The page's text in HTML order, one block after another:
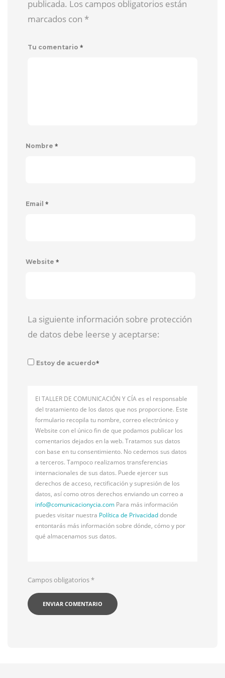
publicada. Los campos obligatorios están
marcados con *
Tu comentario *
Nombre *
Email *
Website *
La siguiente información sobre protección
de datos debe leerse y aceptarse:
Estoy de acuerdo*
El TALLER DE COMUNICACIÓN Y CÍA es el responsable
del tratamiento de los datos que nos proporcione. Este
formulario recopila tu nombre, correo electrónico y
Website con el único fin de que podamos publicar los
comentarios dejados en la web. Tratamos sus datos
con base en tu consentimiento. No cedemos sus datos
a terceros. Tampoco realizamos transferencias
internacionales de sus datos. Puede ejercer sus
derechos de acceso, rectificación y supresión de los
datos, así como otros derechos enviando un correo a
info@comunicacionycia.com Para más información
puedes visitar nuestra Política de Privacidaddonde
entontarás más información sobre dónde, cómo y por
qué almacenamos sus datos.
Campos obligatorios*